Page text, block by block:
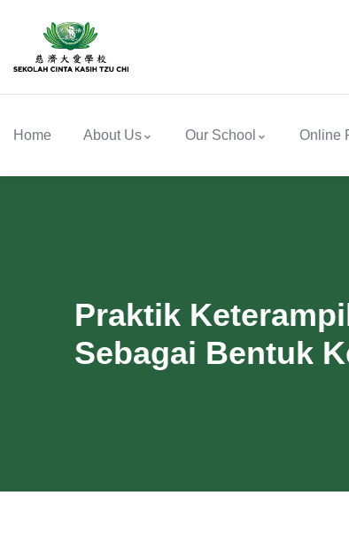
Home About Us Our School Online
Praktik
Sebagai Bentuk